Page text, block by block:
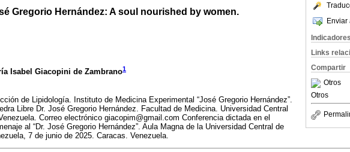
Enviar
Indicadores
Links
Compartir
Otros
Otros
Gregorio Hernández: A soul nourished by women.
Isabel Giacopini de Zambrano1
de Lipidología. Instituto de Medicina Experimental “José Gregorio Hernández”.
Libre Dr. José Gregorio Hernández. Facultad de Medicina. Universidad Central
Correo electrónico giacopim@gmail.com Conferencia dictada en el
al “Dr. José Gregorio Hernández”. Aula Magna de la Universidad Central de
7 de junio de 2025. Caracas. Venezuela.